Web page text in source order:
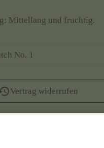
Mittellang und fruchtig.
No. 1
Vertrag widerrufen
Edition 1149 Flaschen.